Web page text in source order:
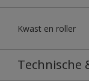
Kwast en roller
Technische